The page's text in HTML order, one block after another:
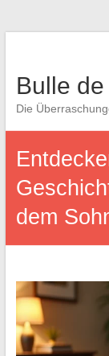
Bulle
Die
dem